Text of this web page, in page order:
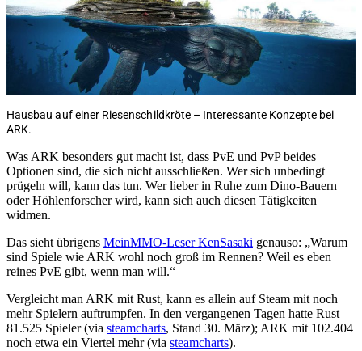
Hausbau auf einer Riesenschildkröte – Interessante Konzepte bei
ARK.
Was ARK besonders gut macht ist, dass PvE und PvP beides
Optionen sind, die sich nicht ausschließen. Wer sich unbedingt
prügeln will, kann das tun. Wer lieber in Ruhe zum Dino-Bauern
oder Höhlenforscher wird, kann sich auch diesen Tätigkeiten
widmen.
Das sieht übrigens MeinMMO-Leser KenSasaki genauso: „Warum
sind Spiele wie ARK wohl noch groß im Rennen? Weil es eben
reines PvE gibt, wenn man will.“
Vergleicht man ARK mit Rust, kann es allein auf Steam mit noch
mehr Spielern auftrumpfen. In den vergangenen Tagen hatte Rust
81.525 Spieler (via steamcharts, Stand 30. März); ARK mit 102.404
noch etwa ein Viertel mehr (via steamcharts).